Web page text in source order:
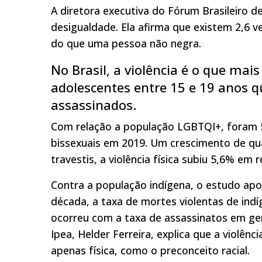
A diretora executiva do Fórum Brasileiro
desigualdade. Ela afirma que existem 2,6
do que uma pessoa não negra.
No Brasil, a violência é o que
adolescentes entre 15 e 19 anos
assassinados.
Com relação a população LGBTQI+,
bissexuais em 2019. Um crescimento de
travestis, a violência física subiu 5,6% em
Contra a população indígena, o estudo
década, a taxa de mortes violentas de
ocorreu com a taxa de assassinatos em
Ipea, Helder Ferreira, explica que a
apenas física, como o preconceito racial.